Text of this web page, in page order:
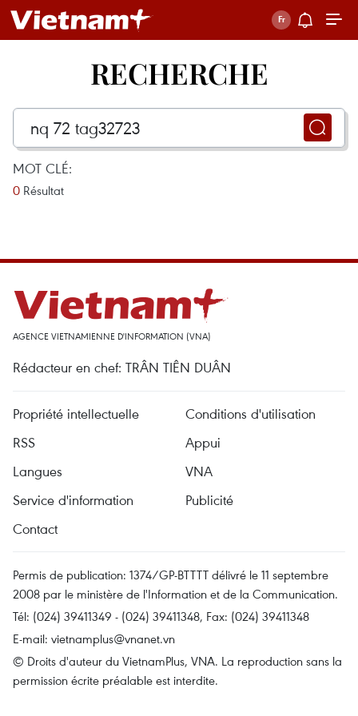
RECHERCHE
MOT CLÉ:
0 Résultat
AGENCE VIETNAMIENNE D'INFORMATION (VNA)
Rédacteur en chef: TRÂN TIÊN DUÂN
Propriété intellectuelle
Conditions d'utilisation
RSS
Appui
Langues
VNA
Service d'information
Publicité
Contact
Permis de publication: 1374/GP-BTTTT délivré le 11 septembre
2008 par le ministère de l'Information et de la Communication.
Tél: (024) 39411349 - (024) 39411348, Fax: (024) 39411348
E-mail: vietnamplus@vnanet.vn
© Droits d'auteur du VietnamPlus, VNA. La reproduction sans la
permission écrite préalable est interdite.